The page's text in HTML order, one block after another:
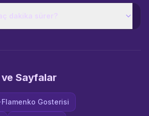
dakika sürer?
Sayfalar
Flamenko Gosterisi